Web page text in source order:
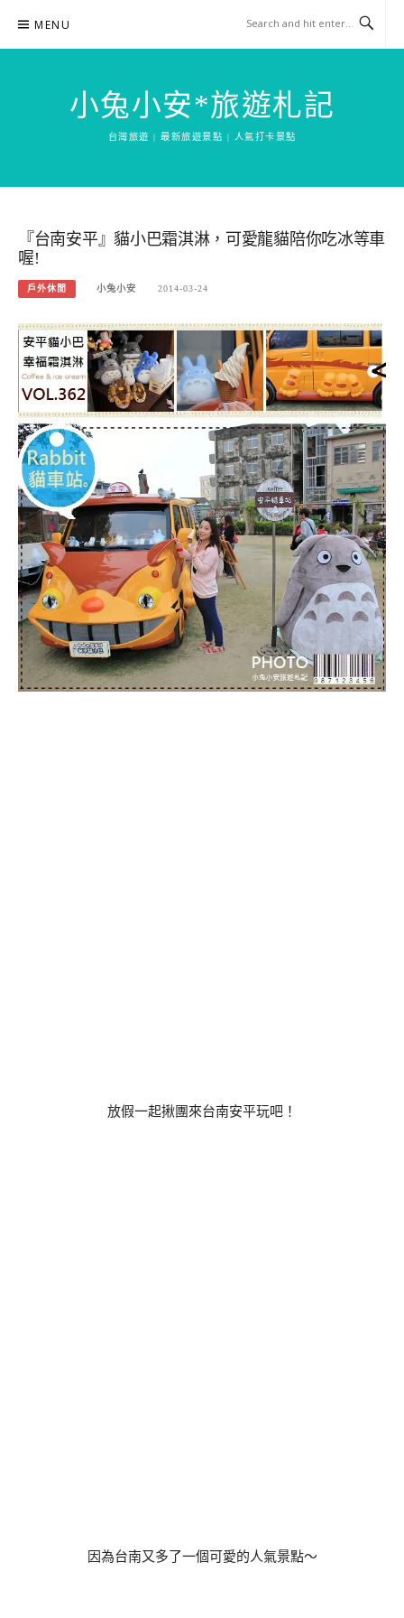
content
MENU
小兔小安*旅遊札記
台灣旅遊 | 最新旅遊景點 | 人氣打卡景點
『台南安平』貓小巴霜淇淋，可愛龍貓陪你吃冰等車
喔!
戶外休閒 小兔小安 2014-03-24
放假一起揪團來台南安平玩吧！
因為台南又多了一個可愛的人氣景點～